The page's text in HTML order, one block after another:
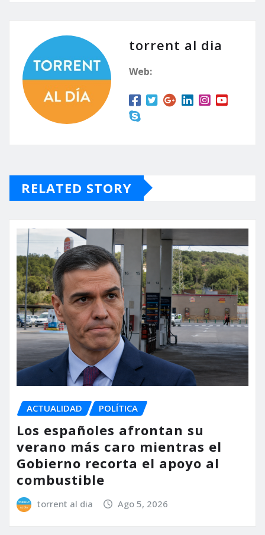
torrent al dia
Web:
RELATED STORY
ACTUALIDAD POLÍTICA
Los españoles afrontan su
verano más caro mientras el
Gobierno recorta el apoyo al
combustible
torrent al dia Ago 5, 2026